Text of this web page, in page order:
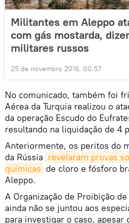
Militantes em Aleppo
com gás mostarda,
militares russos
25 de novembro 2016, 00:57
No comunicado, também foi
Aérea da Turquia realizou o
da operação Escudo do
resultando na liquidação de 4
Anteriormente, os peritos do
da Rússia revelaram provas
químicas de cloro e fósforo
Aleppo.
A Organização de Proibição
ainda não se juntou aos
para investigar o caso, apesar